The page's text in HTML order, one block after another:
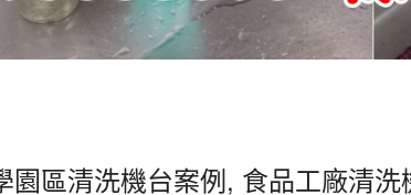
區清洗機台案例, 食品工廠清